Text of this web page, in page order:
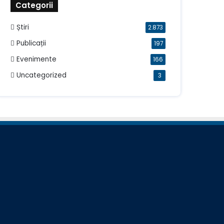
Categorii
Știri 2.873
Publicații 197
Evenimente 166
Uncategorized 3